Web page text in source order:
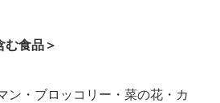
む食品＞
ン・ブロッコリー・菜の花・カ